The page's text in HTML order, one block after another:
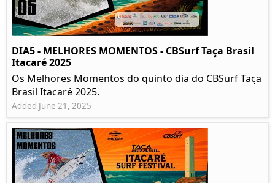
DIA5 - MELHORES MOMENTOS - CBSurf Taça Brasil
Itacaré 2025
Os Melhores Momentos do quinto dia do CBSurf Taça
Brasil Itacaré 2025.
Added June 21, 2025